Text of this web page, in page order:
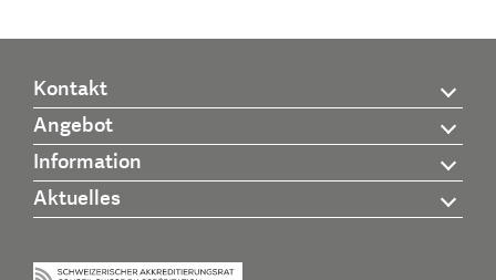
Kontakt
Angebot
Information
Aktuelles